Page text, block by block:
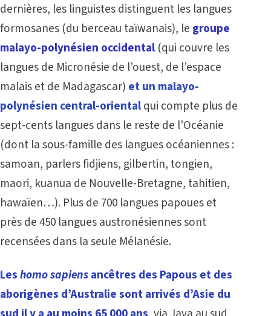
dernières, les linguistes distinguent les langues
formosanes (du berceau taïwanais), le groupe
malayo-polynésien occidental (qui couvre les
langues de Micronésie de l’ouest, de l’espace
malais et de Madagascar) et un malayo-
polynésien central-orientalqui compte plus de
sept-cents langues dans le reste de l’Océanie
(dont la sous-famille des langues océaniennes :
samoan, parlers fidjiens, gilbertin, tongien,
maori, kuanua de Nouvelle-Bretagne, tahitien,
hawaïen…). Plus de 700 langues papoues et
près de 450 langues austronésiennes sont
recensées dans la seule Mélanésie.
Leshomo sapiensancêtres des Papous et des
aborigènes d’Australie sont arrivés d’Asie du